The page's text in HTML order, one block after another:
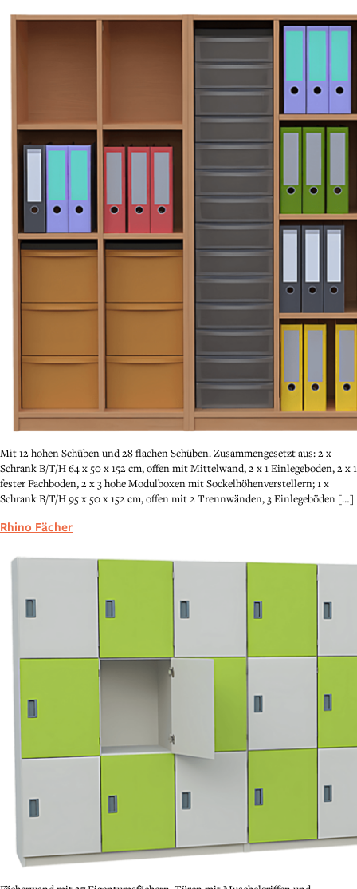
Mit 12 hohen Schüben und 28 flachen Schüben. Zusammengesetzt aus: 2 x
Schrank B/T/H 64 x 50 x 152 cm, offen mit Mittelwand, 2 x 1 Einlegeboden, 2 x 1
fester Fachboden, 2 x 3 hohe Modulboxen mit Sockelhöhenverstellern; 1 x
Schrank B/T/H 95 x 50 x 152 cm, offen mit 2 Trennwänden, 3 Einlegeböden […]
Rhino Fächer